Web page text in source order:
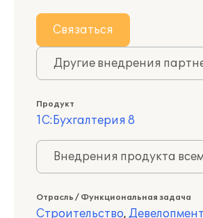
Связаться
Другие внедрения
Продукт
1С:Бухгалтерия 8
Внедрения продукта
Отрасль / Функциональная задача
Строительство, Девелопмент